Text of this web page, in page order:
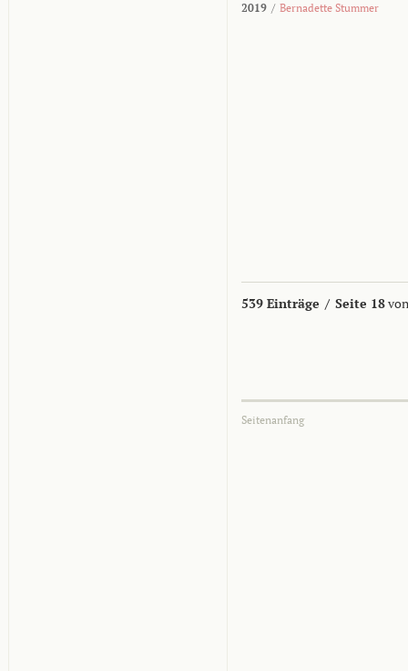
2019 / Bernadette Stummer
539 Einträge / Seite 18
Seitenanfang